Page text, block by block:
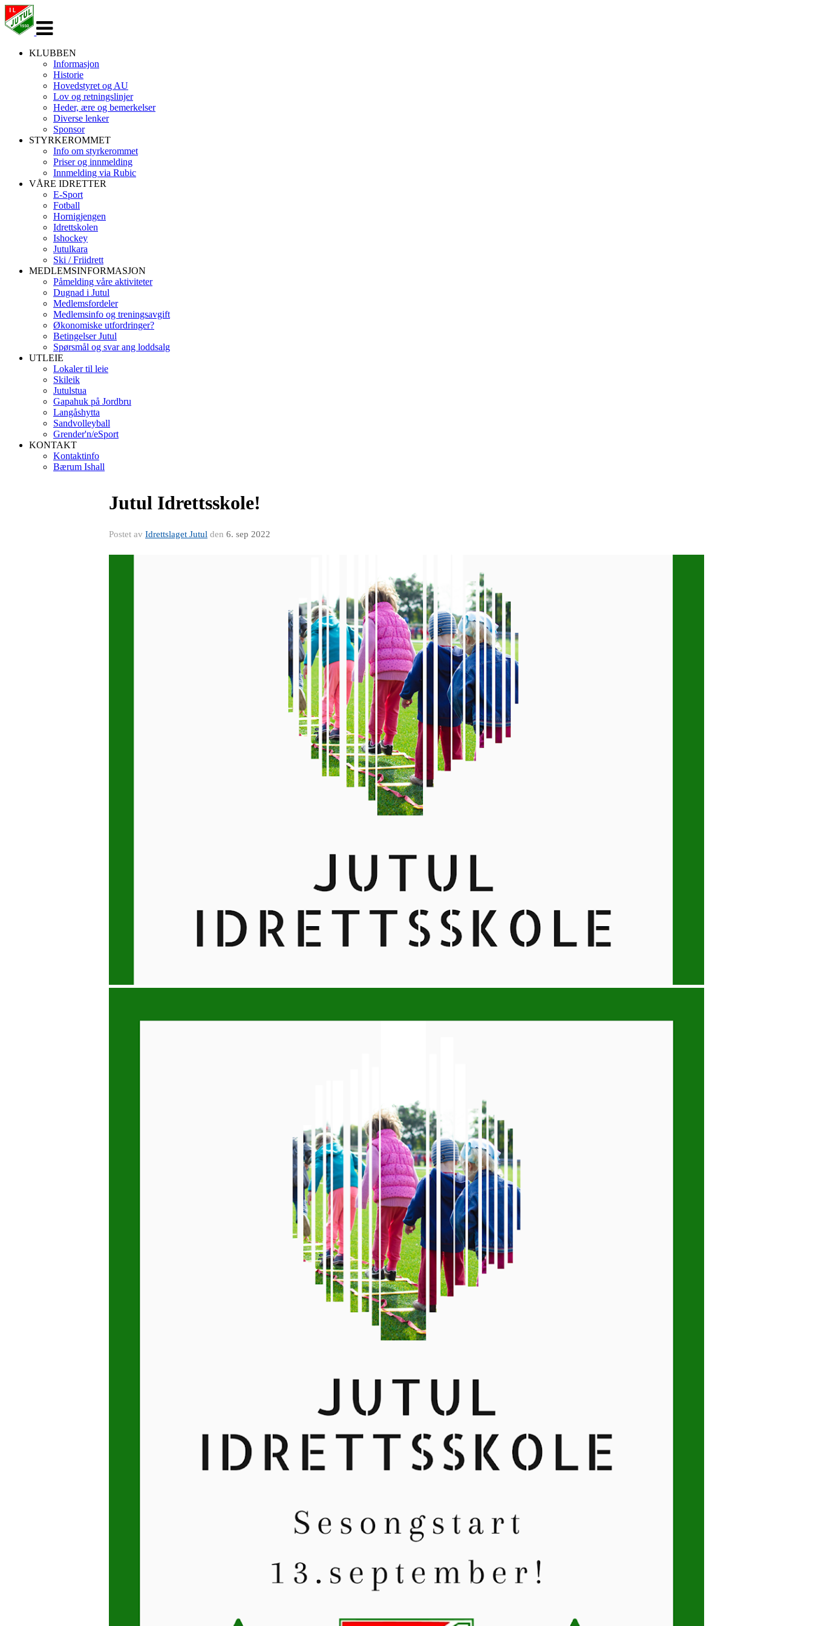
navigasjon
KLUBBEN
Informasjon
Historie
Hovedstyret og AU
Lov og retningslinjer
Heder, ære og bemerkelser
Diverse lenker
Sponsor
STYRKEROMMET
Info om styrkerommet
Priser og innmelding
Innmelding via Rubic
VÅRE IDRETTER
E-Sport
Fotball
Hornigjengen
Idrettskolen
Ishockey
Jutulkara
Ski / Friidrett
MEDLEMSINFORMASJON
Påmelding våre aktiviteter
Dugnad i Jutul
Medlemsfordeler
Medlemsinfo og treningsavgift
Økonomiske utfordringer?
Betingelser Jutul
Spørsmål og svar ang loddsalg
UTLEIE
Lokaler til leie
Skileik
Jutulstua
Gapahuk på Jordbru
Langåshytta
Sandvolleyball
Grender'n/eSport
KONTAKT
Kontaktinfo
Bærum Ishall
Jutul Idrettsskole!
Postet av Idrettslaget Jutul den 6. sep 2022